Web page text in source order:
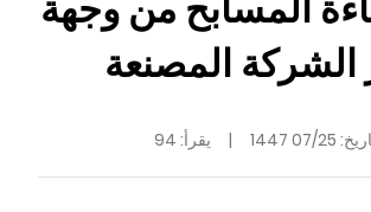
المصنعة
07/25 1447
| يقرأ: 94